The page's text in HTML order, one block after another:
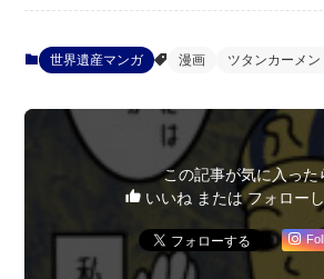
世界遺産マンガ 漫画 ツタンカーメン
この記事が気に入った
いいね または フォロー